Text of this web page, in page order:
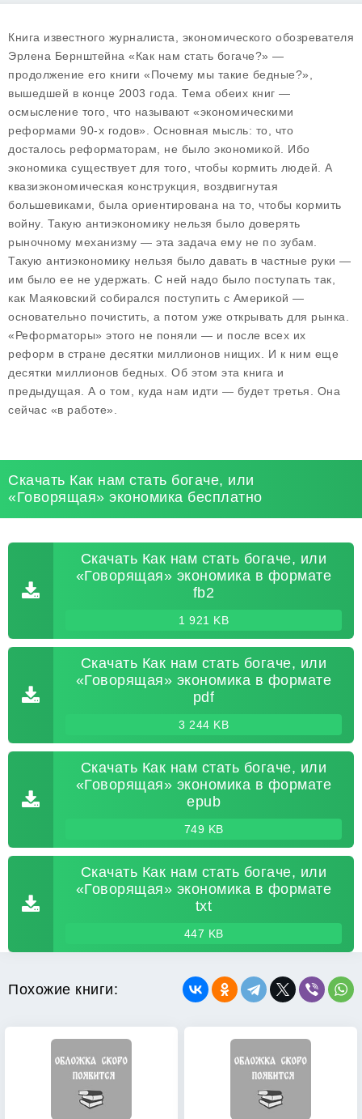
Книга известного журналиста, экономического обозревателя
Эрлена Бернштейна «Как нам стать богаче?» —
продолжение его книги «Почему мы такие бедные?»,
вышедшей в конце 2003 года. Тема обеих книг —
осмысление того, что называют «экономическими
реформами 90-х годов». Основная мысль: то, что
досталось реформаторам, не было экономикой. Ибо
экономика существует для того, чтобы кормить людей. А
квазиэкономическая конструкция, воздвигнутая
большевиками, была ориентирована на то, чтобы кормить
войну. Такую антиэкономику нельзя было доверять
рыночному механизму — эта задача ему не по зубам.
Такую антиэкономику нельзя было давать в частные руки —
им было ее не удержать. С ней надо было поступать так,
как Маяковский собирался поступить с Америкой —
основательно почистить, а потом уже открывать для рынка.
«Реформаторы» этого не поняли — и после всех их
реформ в стране десятки миллионов нищих. И к ним еще
десятки миллионов бедных. Об этом эта книга и
предыдущая. А о том, куда нам идти — будет третья. Она
сейчас «в работе».
Скачать Как нам стать богаче, или
«Говорящая» экономика бесплатно
Скачать Как нам стать богаче, или
«Говорящая» экономика в формате
fb2
1 921 KB
Скачать Как нам стать богаче, или
«Говорящая» экономика в формате
pdf
3 244 KB
Скачать Как нам стать богаче, или
«Говорящая» экономика в формате
epub
749 KB
Скачать Как нам стать богаче, или
«Говорящая» экономика в формате
txt
447 KB
Похожие книги: